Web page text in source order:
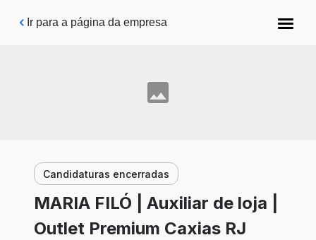
Pular para o conteúdo principal
Ir para a página da empresa
Candidaturas encerradas
MARIA FILÓ | Auxiliar de loja |
Outlet Premium Caxias RJ